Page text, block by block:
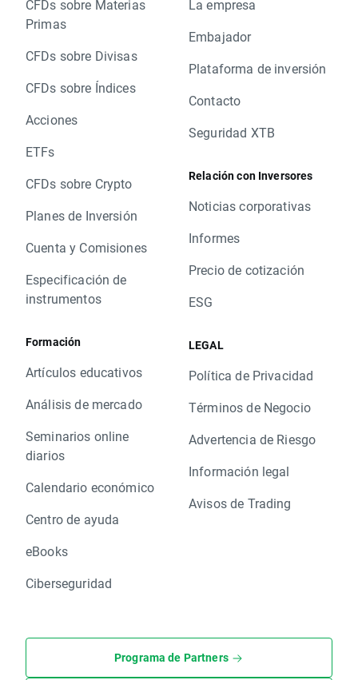
CFDs sobre Materias
Primas
CFDs sobre Divisas
CFDs sobre Índices
Acciones
ETFs
CFDs sobre Crypto
Planes de Inversión
Cuenta y Comisiones
Especificación de
instrumentos
Formación
Artículos educativos
Análisis de mercado
Seminarios online
diarios
Calendario económico
Centro de ayuda
eBooks
Ciberseguridad
La empresa
Embajador
Plataforma de inversión
Contacto
Seguridad XTB
Relación con Inversores
Noticias corporativas
Informes
Precio de cotización
ESG
LEGAL
Política de Privacidad
Términos de Negocio
Advertencia de Riesgo
Información legal
Avisos de Trading
Programa de Partners